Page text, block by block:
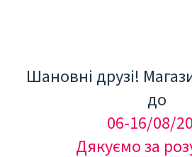
Шановні друзі!
до
06-16/08/
Дякуємо за